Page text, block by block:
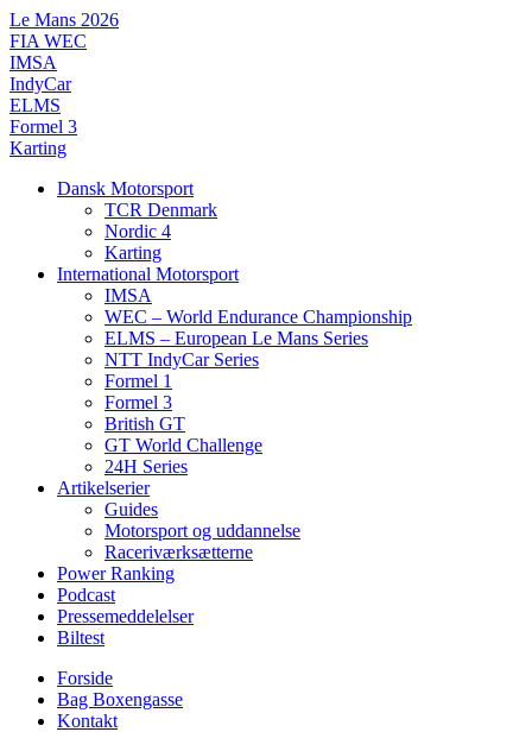
Videre
til
indhold
Le Mans 2026
FIA WEC
IMSA
IndyCar
ELMS
Formel 3
Karting
Dansk Motorsport
TCR Denmark
Nordic 4
Karting
International Motorsport
IMSA
WEC – World Endurance Championship
ELMS – European Le Mans Series
NTT IndyCar Series
Formel 1
Formel 3
British GT
GT World Challenge
24H Series
Artikelserier
Guides
Motorsport og uddannelse
Raceriværksætterne
Power Ranking
Podcast
Pressemeddelelser
Biltest
Forside
Bag Boxengasse
Kontakt